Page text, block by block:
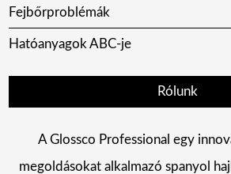
Fejbőrproblémák
Hatóanyagok ABC-je
Rólunk
A Glossco Professional egy
megoldásokat alkalmazó spanyol